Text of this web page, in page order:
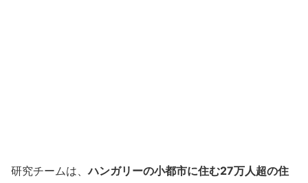
研究チームは、ハンガリーの小都市に住む27万人超の住